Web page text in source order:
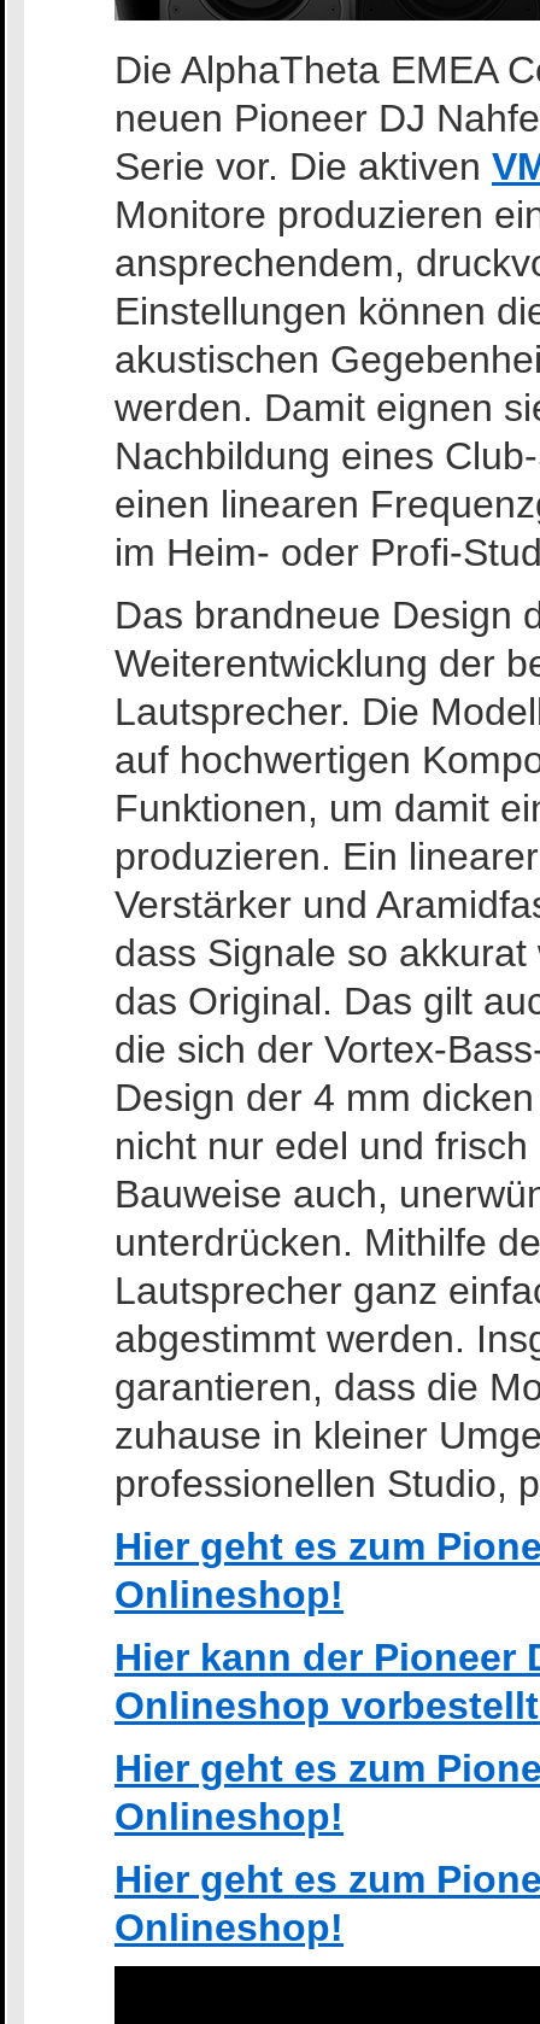
Die AlphaTheta EMEA
neuen Pioneer DJ
Serie vor. Die aktiven
Monitore produzieren
ansprechendem,
Einstellungen können
akustischen
werden. Damit eignen
Nachbildung eines
einen linearen
im Heim- oder Profi-
Das brandneue Design
Weiterentwicklung der
Lautsprecher. Die
auf hochwertigen
Funktionen, um damit
produzieren. Ein
Verstärker und
dass Signale so
das Original. Das gilt
die sich der Vortex-
Design der 4 mm
nicht nur edel und
Bauweise auch,
unterdrücken. Mithilfe
Lautsprecher ganz
abgestimmt werden.
garantieren, dass die
zuhause in kleiner
professionellen Studio,
Hier geht es zum
Onlineshop!
Hier kann der Pioneer
Onlineshop
Hier geht es zum
Onlineshop!
Hier geht es zum
Onlineshop!